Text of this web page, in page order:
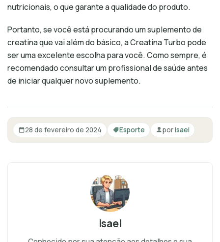
nutricionais, o que garante a qualidade do produto.
Portanto, se você está procurando um suplemento de
creatina que vai além do básico, a Creatina Turbo pode
ser uma excelente escolha para você. Como sempre, é
recomendado consultar um profissional de saúde antes
de iniciar qualquer novo suplemento.
28 de fevereiro de 2024 Esporte porIsael
Isael